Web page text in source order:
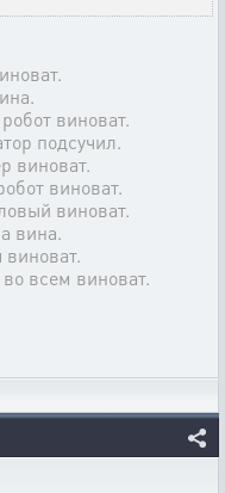
виноват.
подсучил.
виноват.
виноват.
виноват.
вина.
всем виноват.